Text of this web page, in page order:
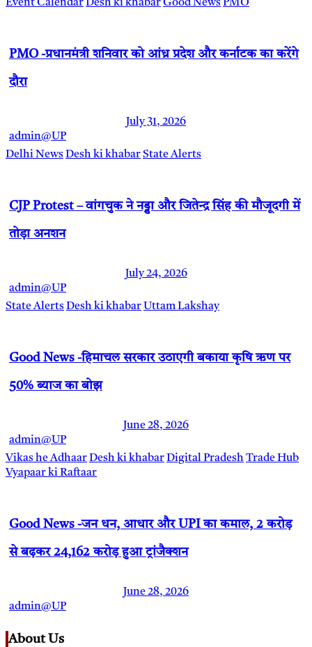
Event CalendarDesh ki khabarGood NewsPMO
PMO -प्रधानमंत्री शनिवार को आंध्र प्रदेश और कर्नाटक का करेंगे
दौरा
July 31, 2026
admin@UP
Delhi NewsDesh ki khabarState Alerts
CJP Protest – वांगचुक ने नड्डा और जितेन्द्र सिंह की मौजूदगी में
तोड़ा अनशन
July 24, 2026
admin@UP
State AlertsDesh ki khabar Uttam Lakshay
Good News -हिमाचल सरकार उठाएगी बकाया कृषि ऋण पर
50% ब्याज का बोझ
June 28, 2026
admin@UP
Vikas he AdhaarDesh ki khabarDigital PradeshTrade Hub
Vyapaar ki Raftaar
Good News -जन धन, आधार और UPI का कमाल, 2 करोड़
से बढ़कर 24,162 करोड़ हुआ ट्रांजैक्शन
June 28, 2026
admin@UP
About Us